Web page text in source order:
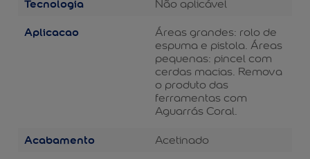
Não aplicável
Aplicacao
Áreas grandes: rolo de
espuma e pistola. Áreas
pequenas: pincel com
cerdas macias. Remova
o produto das
ferramentas com
Aguarrás Coral.
Acabamento Acetinado